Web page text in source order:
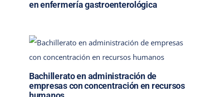
en enfermería gastroenterológica
Bachillerato en administración de
empresas con concentración en recursos